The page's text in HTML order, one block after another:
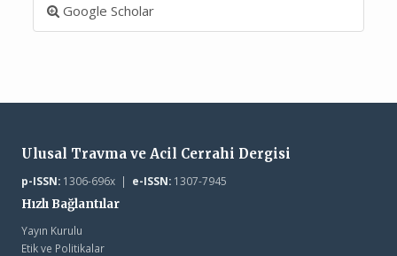
Google Scholar
Ulusal Travma ve Acil Cerrahi Dergisi
p-ISSN:1306-696x | e-ISSN:1307-7945
Hızlı Bağlantılar
Yayın Kurulu
Etik ve Politikalar